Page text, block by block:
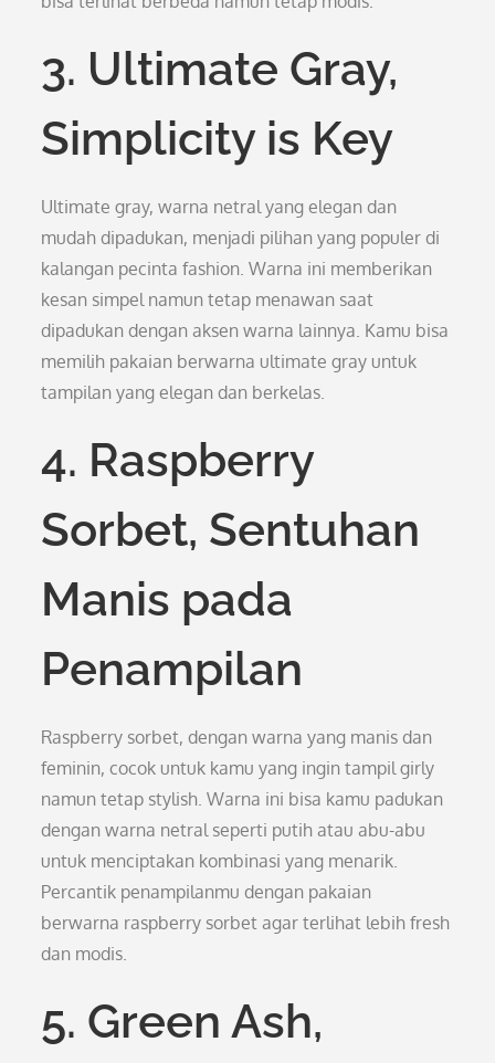
3. Ultimate Gray,
Simplicity is Key
Ultimate gray, warna netral yang elegan dan
mudah dipadukan, menjadi pilihan yang populer di
kalangan pecinta fashion. Warna ini memberikan
kesan simpel namun tetap menawan saat
dipadukan dengan aksen warna lainnya. Kamu bisa
memilih pakaian berwarna ultimate gray untuk
tampilan yang elegan dan berkelas.
4. Raspberry
Sorbet, Sentuhan
Manis pada
Penampilan
Raspberry sorbet, dengan warna yang manis dan
feminin, cocok untuk kamu yang ingin tampil girly
namun tetap stylish. Warna ini bisa kamu padukan
dengan warna netral seperti putih atau abu-abu
untuk menciptakan kombinasi yang menarik.
Percantik penampilanmu dengan pakaian
berwarna raspberry sorbet agar terlihat lebih fresh
dan modis.
5. Green Ash,